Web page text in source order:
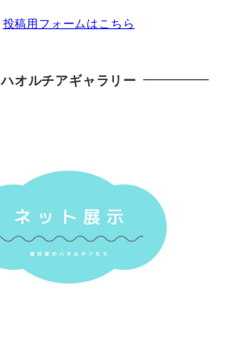
投稿用フォームはこちら
ハオルチアギャラリー